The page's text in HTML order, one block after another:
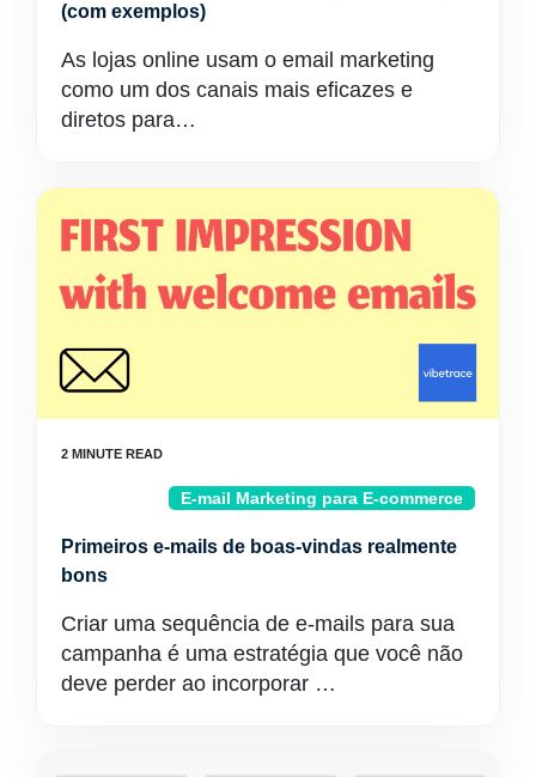
(com exemplos)
As lojas online usam o email marketing
como um dos canais mais eficazes e
diretos para…
E-mail Marketing para E-commerce
Primeiros e-mails de boas-vindas realmente
bons
Criar uma sequência de e-mails para sua
campanha é uma estratégia que você não
deve perder ao incorporar …